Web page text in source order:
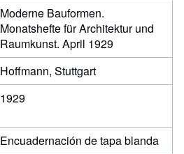
Moderne Bauformen.
Monatshefte für Architektur und
Raumkunst. April 1929
Hoffmann, Stuttgart
1929
Encuadernación de tapa blanda